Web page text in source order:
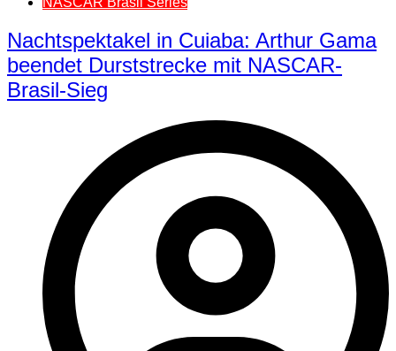
Nachtspektakel in Cuiaba: Arthur Gama
beendet Durststrecke mit NASCAR-
Brasil-Sieg